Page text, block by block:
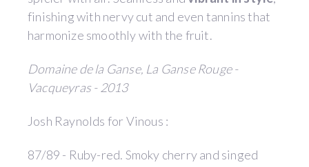
finishing with nervy cut and even tannins that
harmonize smoothly with the fruit.
Domaine de la Ganse, La Ganse Rouge -
Vacqueyras - 2013
Josh Raynolds for Vinous :
87/89 - Ruby-red. Smoky cherry and singed